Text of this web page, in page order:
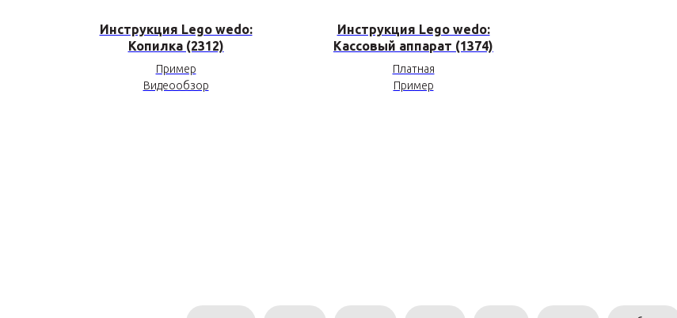
Инструкция Lego wedo:
Копилка (2312)
Пример
Видеообзор
Инструкция Lego wedo:
Кассовый аппарат (1374)
Платная
Пример